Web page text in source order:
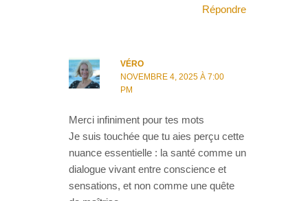
Répondre
VÉRO
NOVEMBRE 4, 2025 À 7:00
PM
Merci infiniment pour tes mots
Je suis touchée que tu aies perçu cette
nuance essentielle : la santé comme un
dialogue vivant entre conscience et
sensations, et non comme une quête